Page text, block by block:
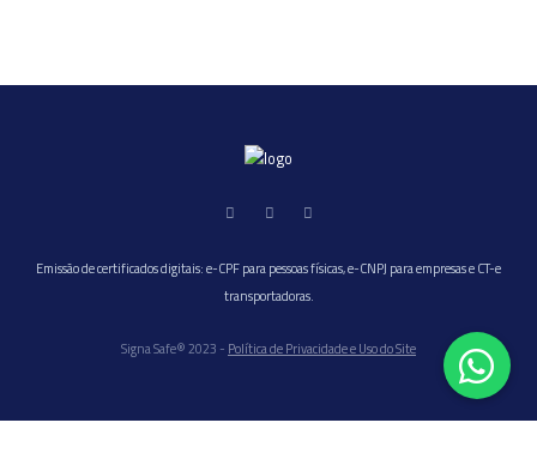
Emissão de certificados digitais: e-CPF para pessoas físicas, e-CNPJ para empresas e CT-e
transportadoras.
Signa Safe® 2023 - Política de Privacidade e Uso do Site